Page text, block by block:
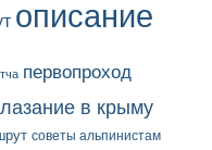
описание
первопроход
в крыму
советы альпинистам